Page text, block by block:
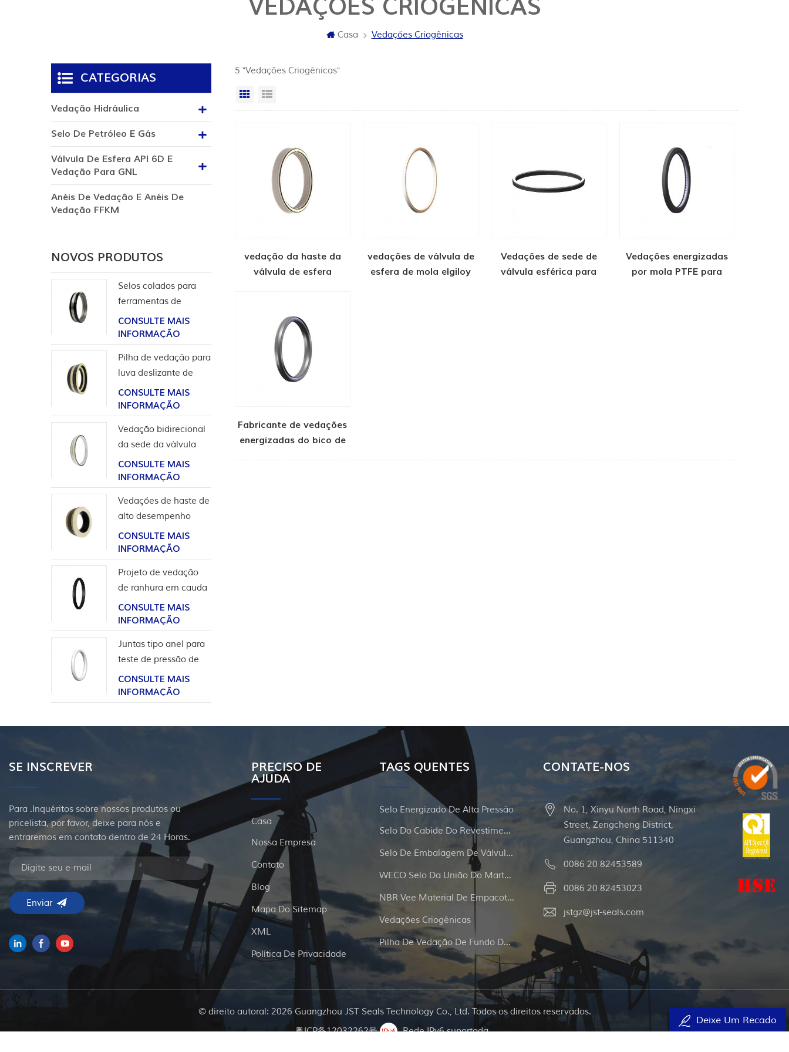
VEDAÇÕES CRIOGÊNICAS
Casa Vedações Criogênicas
5 "Vedações Criogênicas"
Vista da grade
vedação da haste da
válvula de esfera
vedações de válvula de
esfera de mola elgiloy
Vedações de sede de
válvula esférica para
Vedações energizadas
por mola PTFE para
Fabricante de vedações
energizadas do bico de
CATEGORIAS
Vedação Hidráulica
Selo De Petróleo E Gás
Válvula De Esfera API 6D E
Vedação Para GNL
Anéis De Vedação E Anéis De
Vedação FFKM
NOVOS PRODUTOS
Selos colados para
ferramentas de
completação
CONSULTE MAIS
INFORMAÇÃO
Pilha de vedação para
luva deslizante de
ferramentas de poço
CONSULTE MAIS
INFORMAÇÃO
Vedação bidirecional
da sede da válvula
esférica de alta
pressão
CONSULTE MAIS
INFORMAÇÃO
Vedações de haste de
alto desempenho
para aplicação em
hidrogênio
CONSULTE MAIS
INFORMAÇÃO
Projeto de vedação
de ranhura em cauda
de andorinha para
revestimento de
cabeça de poço
CONSULTE MAIS
INFORMAÇÃO
Juntas tipo anel para
teste de pressão de
válvula
CONSULTE MAIS
INFORMAÇÃO
SE INSCREVER
Para .Inquéritos sobre nossos produtos ou
pricelista, por favor, deixe para nós e
entraremos em contato dentro de 24 Horas.
PRECISO DE
AJUDA
Casa
Nossa Empresa
Contato
Blog
Mapa Do Sitemap
XML
Política De Privacidade
TAGS QUENTES
Selo Energizado De Alta Pressão
Selo Do Cabide Do Revestimento E Da Tubulação
Selo De Embalagem De Válvula De Portão
WECO Selo Da União Do Martelo
NBR Vee Material De Empacotamento
Vedações Criogênicas
Pilha De Vedação De Fundo De Poço
CONTATE-NOS
No. 1, Xinyu North Road, Ningxi
Street, Zengcheng District,
Guangzhou, China 511340
0086 20 82453589
0086 20 82453023
jstgz@jst-seals.com
© direito autoral: 2026 Guangzhou JST Seals Technology Co., Ltd. Todos os direitos reservados.
粤ICP备12032262号
Rede IPv6 suportada
Deixe Um Recado